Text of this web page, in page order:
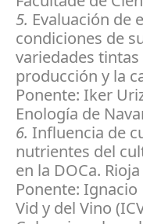
5. Evaluación de
condiciones de
variedades
producción y la
Ponente: Iker
Enología de
6. Influencia de
nutrientes del
en la DOCa. Rioja
Ponente:
Vid y del Vino